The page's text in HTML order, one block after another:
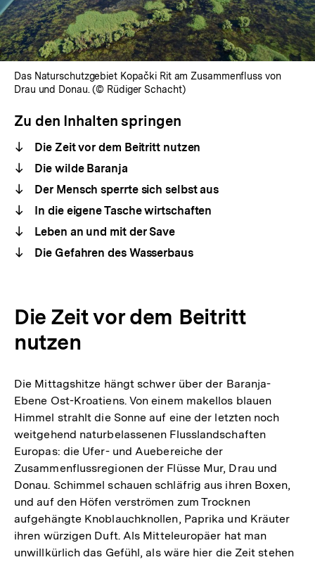
Das Naturschutzgebiet Kopački Rit am Zusammenfluss von
Drau und Donau. (© Rüdiger Schacht)
Zu den Inhalten springen
Die Zeit vor dem Beitritt nutzen
Die wilde Baranja
Der Mensch sperrte sich selbst aus
In die eigene Tasche wirtschaften
Leben an und mit der Save
Die Gefahren des Wasserbaus
Die Zeit vor dem Beitritt
nutzen
Die Mittagshitze hängt schwer über der Baranja-
Ebene Ost-Kroatiens. Von einem makellos blauen
Himmel strahlt die Sonne auf eine der letzten noch
weitgehend naturbelassenen Flusslandschaften
Europas: die Ufer- und Auebereiche der
Zusammenflussregionen der Flüsse Mur, Drau und
Donau. Schimmel schauen schläfrig aus ihren Boxen,
und auf den Höfen verströmen zum Trocknen
aufgehängte Knoblauchknollen, Paprika und Kräuter
ihren würzigen Duft. Als Mitteleuropäer hat man
unwillkürlich das Gefühl, als wäre hier die Zeit stehen